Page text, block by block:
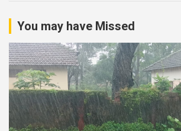
You may have Missed